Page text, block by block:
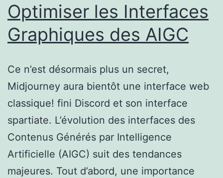
Optimiser les Interfaces
Graphiques des AIGC
Ce n’est désormais plus un secret,
Midjourney aura bientôt une interface web
classique! fini Discord et son interface
spartiate. L’évolution des interfaces des
Contenus Générés par Intelligence
Artificielle (AIGC) suit des tendances
majeures. Tout d’abord, une importance